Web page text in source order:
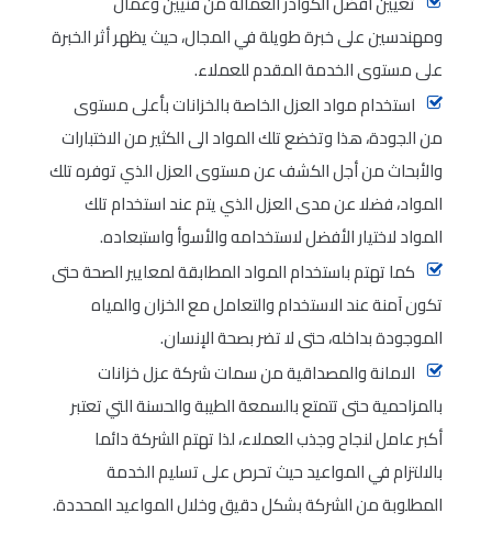
ومهندسين على خبرة طويلة في المجال، حيث يظهر أثر الخبرة
على مستوى الخدمة المقدم للعملاء.
استخدام مواد العزل الخاصة بالخزانات بأعلى مستوى
من الجودة، هذا وتخضع تلك المواد الى الكثير من الاختبارات
والأبحاث من أجل الكشف عن مستوى العزل الذي توفره تلك
المواد، فضلا عن مدى العزل الذي يتم عند استخدام تلك
المواد لاختيار الأفضل لاستخدامه والأسوأ واستبعاده.
كما تهتم باستخدام المواد المطابقة لمعايير الصحة حتى
تكون آمنة عند الاستخدام والتعامل مع الخزان والمياه
الموجودة بداخله، حتى لا تضر بصحة الإنسان.
الامانة والمصداقية من سمات شركة عزل خزانات
بالمزاحمية حتى تتمتع بالسمعة الطيبة والحسنة التي تعتبر
أكبر عامل لنجاح وجذب العملاء، لذا تهتم الشركة دائما
بالالتزام في المواعيد حيث تحرص على تسليم الخدمة
المطلوبة من الشركة بشكل دقيق وخلال المواعيد المحددة.